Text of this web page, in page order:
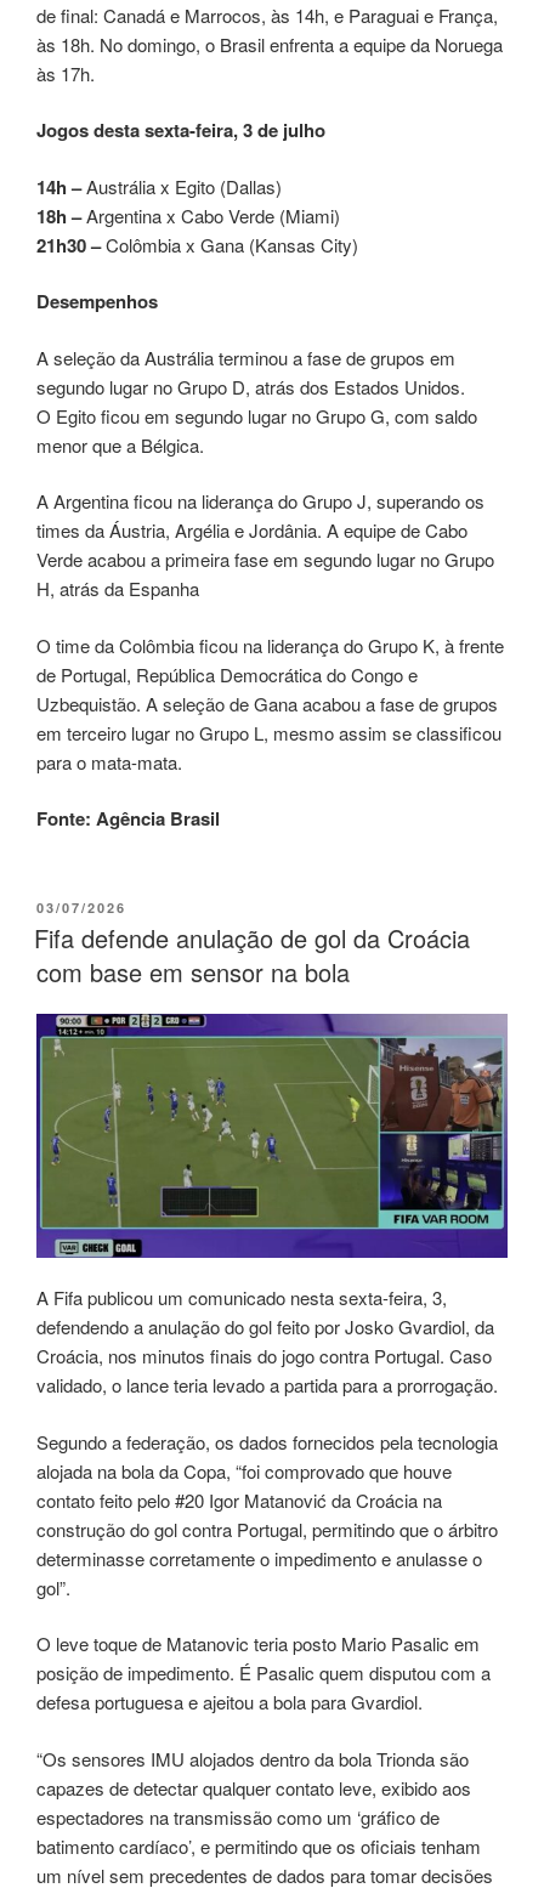
de final: Canadá e Marrocos, às 14h, e Paraguai e França,
às 18h. No domingo, o Brasil enfrenta a equipe da Noruega
às 17h.
Jogos desta sexta-feira, 3 de julho
14h –Austrália x Egito (Dallas)
18h –Argentina x Cabo Verde (Miami)
21h30 –Colômbia x Gana (Kansas City)
Desempenhos
A seleção da Austrália terminou a fase de grupos em
segundo lugar no Grupo D, atrás dos Estados Unidos.
O Egito ficou em segundo lugar no Grupo G, com saldo
menor que a Bélgica.
A Argentina ficou na liderança do Grupo J, superando os
times da Áustria, Argélia e Jordânia. A equipe de Cabo
Verde acabou a primeira fase em segundo lugar no Grupo
H, atrás da Espanha
O time da Colômbia ficou na liderança do Grupo K, à frente
de Portugal, República Democrática do Congo e
Uzbequistão. A seleção de Gana acabou a fase de grupos
em terceiro lugar no Grupo L, mesmo assim se classificou
para o mata-mata.
Fonte: Agência Brasil
03/07/2026
Fifa defende anulação de gol da Croácia
com base em sensor na bola
A Fifa publicou um comunicado nesta sexta-feira, 3,
defendendo a anulação do gol feito por Josko Gvardiol, da
Croácia, nos minutos finais do jogo contra Portugal. Caso
validado, o lance teria levado a partida para a prorrogação.
Segundo a federação, os dados fornecidos pela tecnologia
alojada na bola da Copa, “foi comprovado que houve
contato feito pelo #20 Igor Matanović da Croácia na
construção do gol contra Portugal, permitindo que o árbitro
determinasse corretamente o impedimento e anulasse o
gol”.
O leve toque de Matanovic teria posto Mario Pasalic em
posição de impedimento. É Pasalic quem disputou com a
defesa portuguesa e ajeitou a bola para Gvardiol.
“Os sensores IMU alojados dentro da bola Trionda são
capazes de detectar qualquer contato leve, exibido aos
espectadores na transmissão como um ‘gráfico de
batimento cardíaco’, e permitindo que os oficiais tenham
um nível sem precedentes de dados para tomar decisões